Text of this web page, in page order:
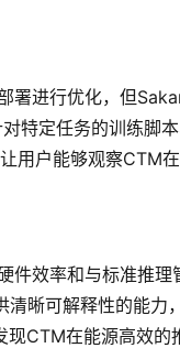
署进行优化，但
对特定任务的训练脚
用户能够观察CTM
件效率和与标准推
晰可解释性的能
CTM在能源高效